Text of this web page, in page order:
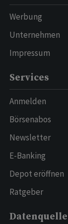
Werbung
Unternehmen
Impressum
Services
Anmelden
Börsenabos
Newsletter
E-Banking
Depot eröffnen
Ratgeber